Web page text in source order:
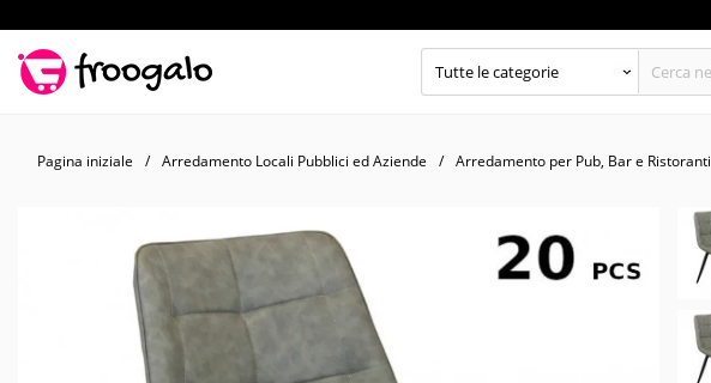
Pagina iniziale Arredamento Locali Pubblici ed Aziende Arredamento per Pub, Bar e Ristoranti